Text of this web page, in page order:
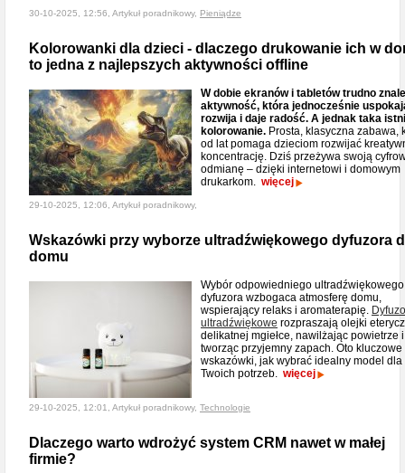
30-10-2025, 12:56, Artykuł poradnikowy, Pieniądze
Kolorowanki dla dzieci - dlaczego drukowanie ich w
to jedna z najlepszych aktywności offline
W dobie ekranów i tabletów trudno
aktywność, która jednocześnie
rozwija i daje radość. A jednak taka
kolorowanie. Prosta, klasyczna zabawa,
od lat pomaga dzieciom rozwijać
koncentrację. Dziś przeżywa swoją
odmianę – dzięki internetowi i domowym
drukarkom. więcej
29-10-2025, 12:06, Artykuł poradnikowy,
Wskazówki przy wyborze ultradźwiękowego dyfuzora
domu
Wybór odpowiedniego ultradźwiękowego
dyfuzora wzbogaca atmosferę domu,
wspierający relaks i aromaterapię.
ultradźwiękowe rozpraszają olejki
delikatnej mgiełce, nawilżając powietrze i
tworząc przyjemny zapach. Oto kluczowe
wskazówki, jak wybrać idealny model dla
Twoich potrzeb. więcej
29-10-2025, 12:01, Artykuł poradnikowy, Technologie
Dlaczego warto wdrożyć system CRM nawet w małej
firmie?